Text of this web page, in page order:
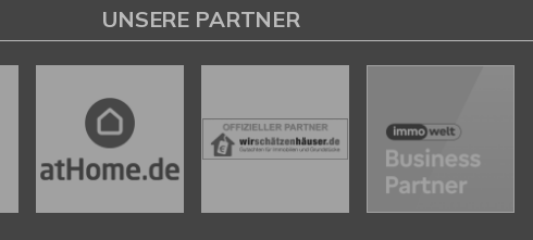
UNSERE PARTNER